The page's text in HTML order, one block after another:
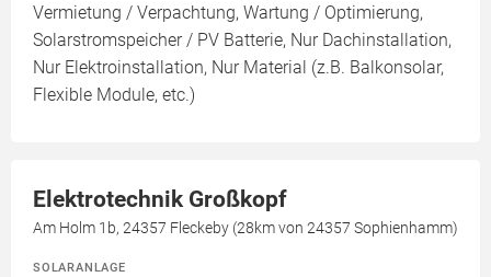
Vermietung / Verpachtung, Wartung / Optimierung,
Solarstromspeicher / PV Batterie, Nur Dachinstallation,
Nur Elektroinstallation, Nur Material (z.B. Balkonsolar,
Flexible Module, etc.)
Elektrotechnik Großkopf
Am Holm 1b, 24357 Fleckeby (28km von 24357 Sophienhamm)
SOLARANLAGE